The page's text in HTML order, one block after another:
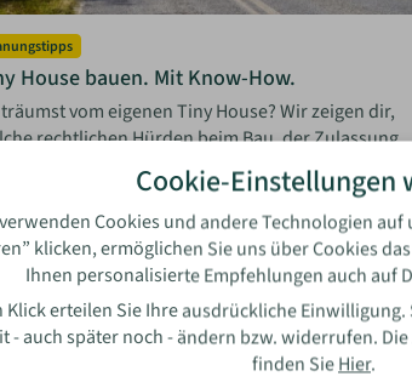
House bauen. Mit Know-How.
vom eigenen Tiny House? Wir zeigen dir,
rechtlichen Hürden beim Bau, der Zulassung
der Stellplatzsuche auf dich warten.
Isabella Bosler
08 Jun 2026
Mehr
Cookie-Einstellungen
Cookies und andere Technologien auf
klicken, ermöglichen Sie uns über Cookies
Ihnen personalisierte Empfehlungen auch auf
Klick erteilen Sie Ihre ausdrückliche Einwilligung.
- auch später noch - ändern bzw. widerrufen.
finden SieHier.